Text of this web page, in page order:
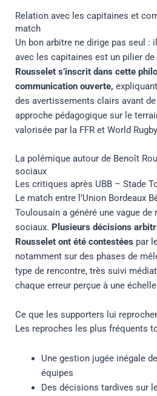
Relation avec les capitaines et
match
Un bon arbitre ne dirige pas seul :
avec les capitaines est un pilier de
Rousselet s’inscrit dans cette
communication ouverte,
des avertissements clairs avant
approche pédagogique sur le
valorisée par la FFR et World
La polémique autour de Benoît
sociaux
Les critiques après UBB – Stade
Le match entre l’Union Bordeaux
Toulousain a généré une vague
sociaux. Plusieurs décisions
Rousselet ont été contestées par
notamment sur des phases de
type de rencontre, très suivi
chaque erreur perçue à une
Ce que les supporters lui
Les reproches les plus fréquents
Une gestion jugée inégale
équipes
Des décisions tardives sur